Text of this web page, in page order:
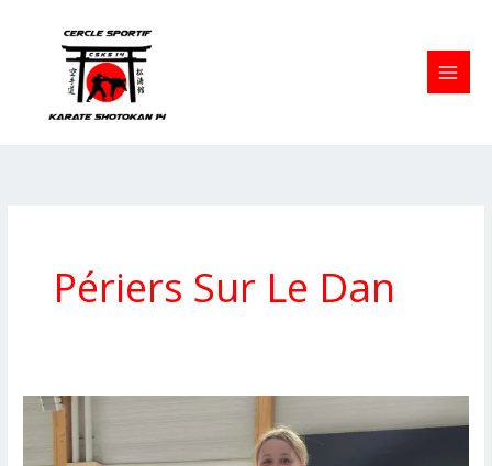
Périers Sur Le Dan